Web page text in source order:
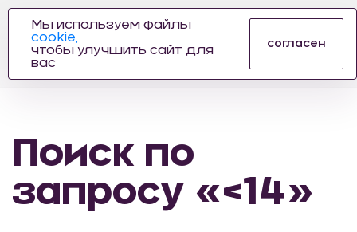
АВТОЗАПЧАСТЕЙ
Поиск по
запросу «<14»
Мы используем файлы
cookie,
чтобы улучшить сайт для
вас
согласен